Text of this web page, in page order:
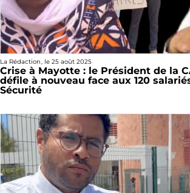
La Rédaction, le 25 août 2025
Crise à Mayotte : le Président de la
défile à nouveau face aux 120
Sécurité